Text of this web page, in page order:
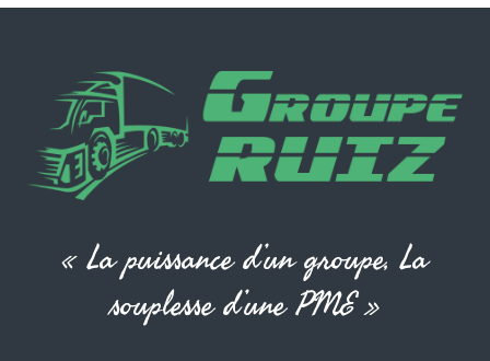
« La puissance d’un groupe, La
souplesse d’une PME »